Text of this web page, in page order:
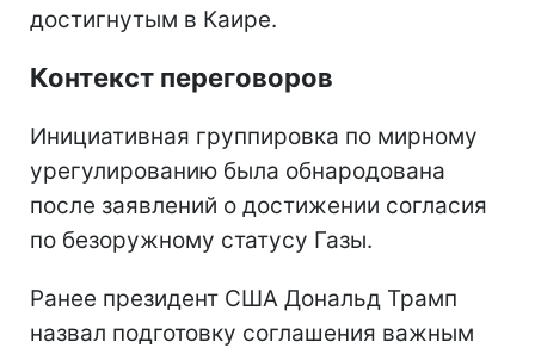
достигнутым в Каире.
Контекст переговоров
Инициативная группировка по мирному
урегулированию была обнародована
после заявлений о достижении согласия
по безоружному статусу Газы.
Ранее президент США Дональд Трамп
назвал подготовку соглашения важным